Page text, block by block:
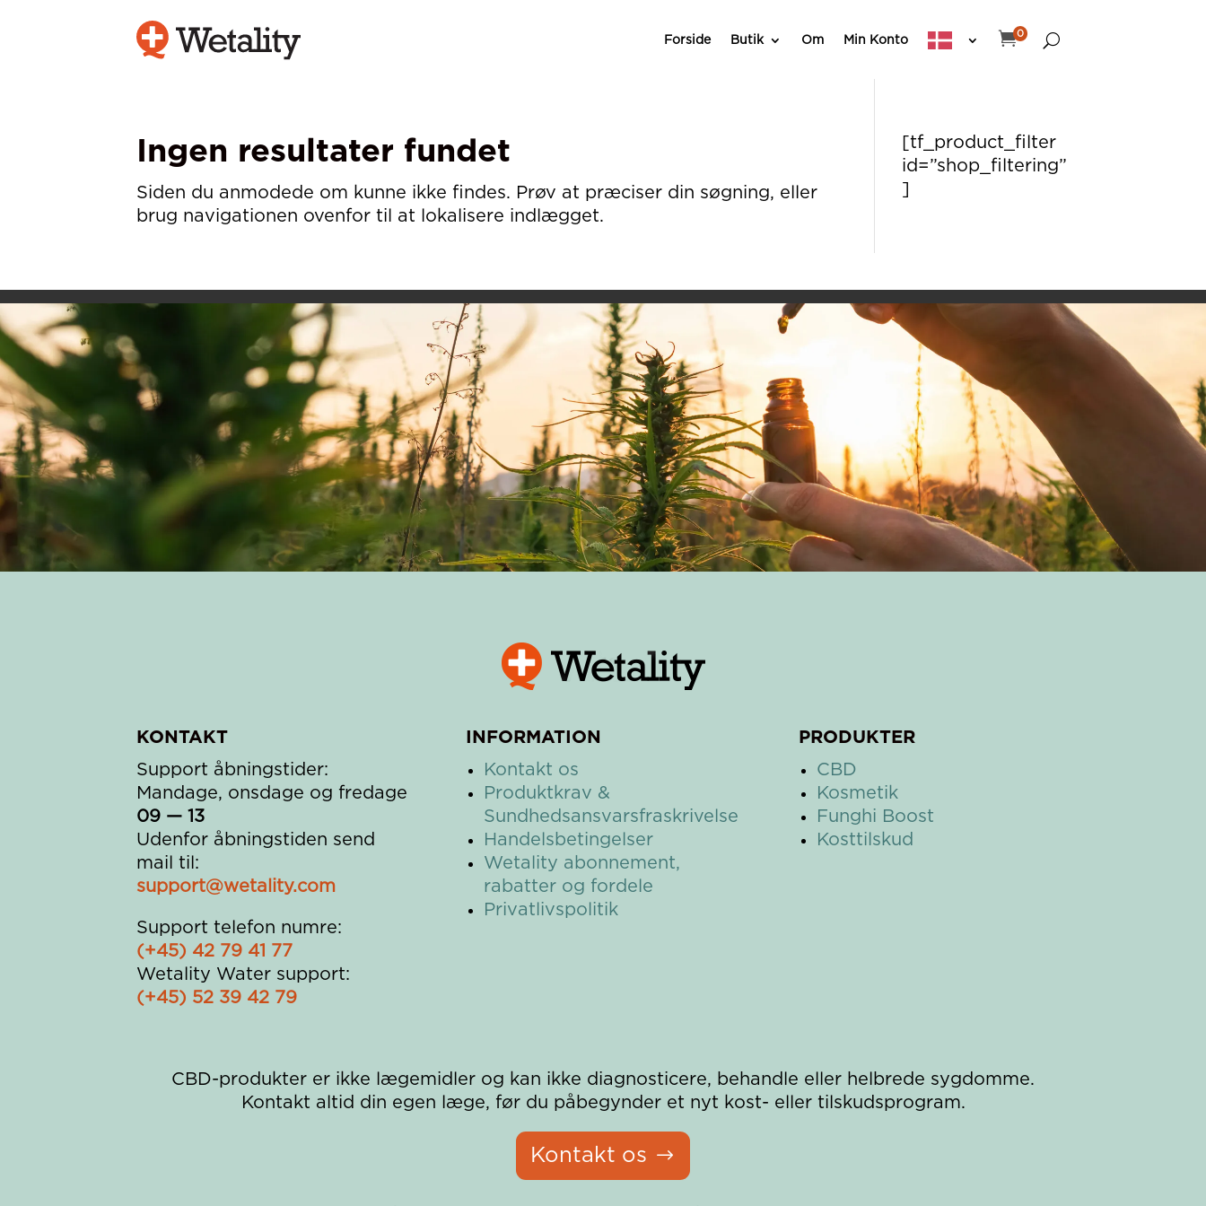
Forside Butik Om Min Konto 0
Ingen resultater fundet
Siden du anmodede om kunne ikke findes. Prøv at præciser din søgning, eller
brug navigationen ovenfor til at lokalisere indlægget.
[tf_product_filter
id=”shop_filtering”
]
KONTAKT
Support åbningstider:
Mandage, onsdage og fredage
09 — 13
Udenfor åbningstiden send
mail til:
support@wetality.com
Support telefon numre:
(+45) 42 79 41 77
Wetality Water support:
(+45) 52 39 42 79
INFORMATION
Kontakt os
Produktkrav &
Sundhedsansvarsfraskrivelse
Handelsbetingelser
Wetality a bonnement,
rabatter og fordele
Privatlivspolitik
PRODUKTER
CBD
Kosmetik
Funghi Boost
Kosttilskud
CBD-produkter er ikke lægemidler og kan ikke diagnosticere, behandle eller helbrede sygdomme.
Kontakt altid din egen læge, før du påbegynder et nyt kost- eller tilskudsprogram.
Kontakt os